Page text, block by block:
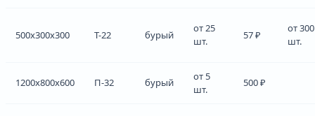
500x300x300 Т-22 бурый
от 25
шт.
57 ₽
от 300
шт.
1200x800x600 П-32 бурый
от 5
шт.
500 ₽